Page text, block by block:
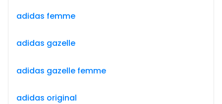
adidas femme
adidas gazelle
adidas gazelle femme
adidas original